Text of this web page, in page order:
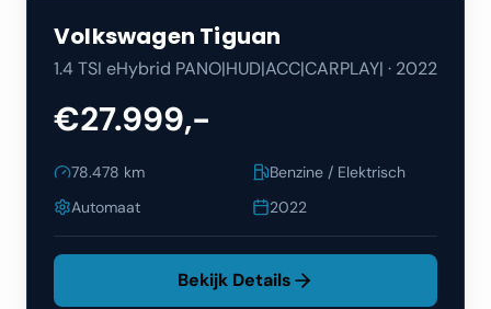
Volkswagen Tiguan
1.4 TSI eHybrid PANO|HUD|ACC|CARPLAY| · 2022
€27.999,-
78.478 km
Benzine / Elektrisch
Automaat
2022
Bekijk Details